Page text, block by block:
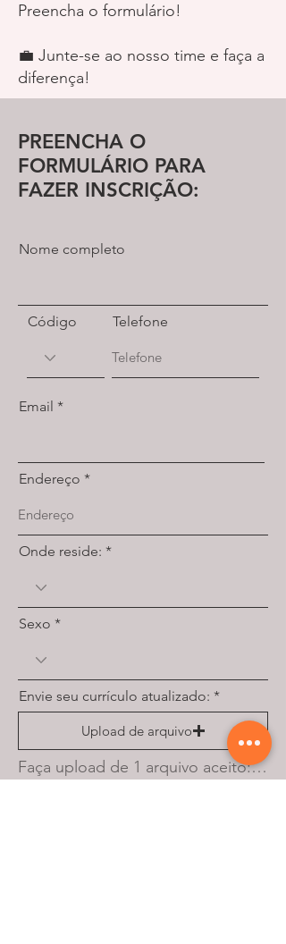
Preencha o formulário!
💼 Junte-se ao nosso time e faça a
diferença!
PREENCHA O
FORMULÁRIO PARA
FAZER INSCRIÇÃO:
Nome completo
Código Telefone
Email
Endereço
Onde reside:
Sexo
Envie seu currículo atualizado:
Upload de arquivo
Faça upload de 1 arquivo aceito: PDF ou document. O tamanho máximo é de 10 MB.